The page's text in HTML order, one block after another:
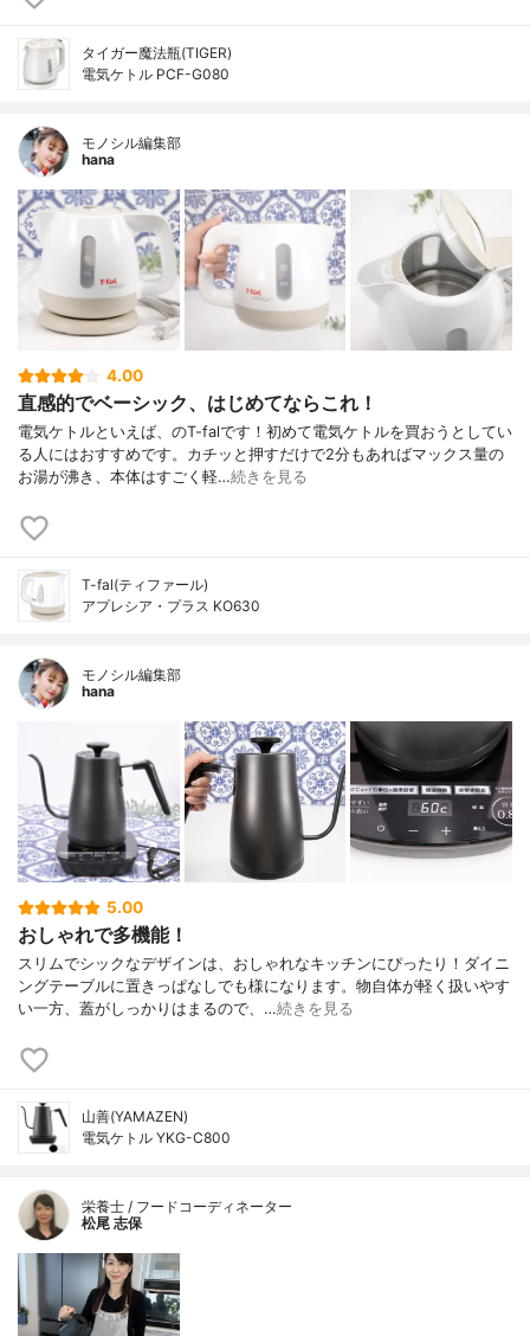
タイガー魔法瓶(TIGER)
電気ケトル PCF-G080
モノシル編集部
hana
4.00
直感的でベーシック、はじめてならこれ！
電気ケトルといえば、のT-falです！初めて電気ケトルを買おうとしてい
る人にはおすすめです。カチッと押すだけで2分もあればマックス量の
お湯が沸き、本体はすごく軽…続きを見る
T-fal(ティファール)
アプレシア・プラス KO630
モノシル編集部
hana
5.00
おしゃれで多機能！
スリムでシックなデザインは、おしゃれなキッチンにぴったり！ダイニ
ングテーブルに置きっぱなしでも様になります。物自体が軽く扱いやす
い一方、蓋がしっかりはまるので、…続きを見る
山善(YAMAZEN)
電気ケトル YKG-C800
栄養士 / フードコーディネーター
松尾 志保